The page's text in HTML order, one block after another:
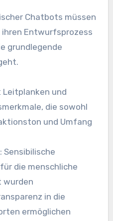
Chatbots müssen
ihren Entwurfsprozess
grundlegende
und
die sowohl
und Umfang
die menschliche
wurden
in die
ermöglichen